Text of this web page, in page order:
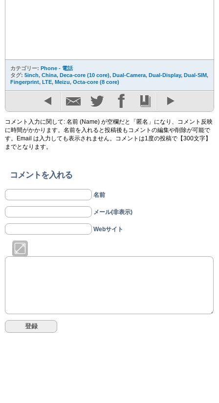
カテゴリー: Phone - 電話
タグ: 5inch, China, Deca-core (10 core), Dual-Camera, Dual-Display, Dual-SIM,
Fingerprint, LTE, Meizu, Octa-core (8 core)
コメント入力に関して: 名前 (Name) が空欄だと「匿名」になり、コメント反映
に時間がかかります。名前を入れると投稿後もコメントの編集や削除が可能で
す。Email は入力しても表示されません。コメントは1度の投稿で【300文字】
までとなります。
コメントを入れる
名前
メール(非表示)
Webサイト